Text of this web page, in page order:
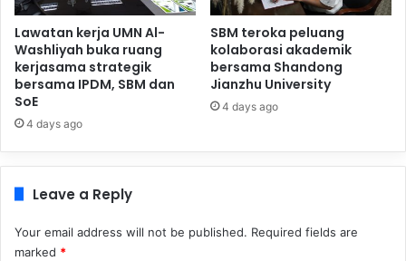
Lawatan kerja UMN Al-
Washliyah buka ruang
kerjasama strategik
bersama IPDM, SBM dan
SoE
4 days ago
SBM teroka peluang
kolaborasi akademik
bersama Shandong
Jianzhu University
4 days ago
Leave a Reply
Your email address will not be published. Required fields are
marked *